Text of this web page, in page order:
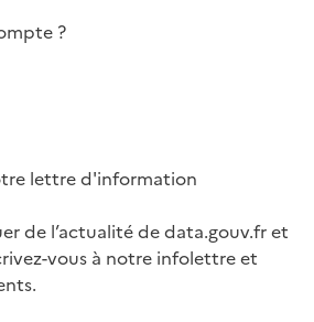
?
lettre d'information
de l’actualité de data.gouv.fr et
vous à notre infolettre et